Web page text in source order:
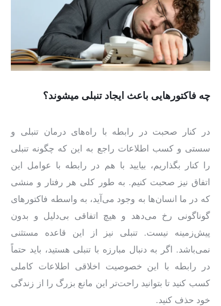
چه فاکتورهایی باعث ایجاد تنبلی میشوند؟
در کنار صحبت در رابطه با راه‌های درمان تنبلی و
سستی و کسب اطلاعات راجع‌ به این ‌که چگونه تنبلی
را کنار بگذاریم، بیایید با هم در رابطه با عوامل این
اتفاق نیز صحبت کنیم. به ‌طور کلی هر رفتار و منشی
که در ما انسان‌ها به وجود می‌آید، به واسطه فاکتورهای
گوناگونی رخ می‌دهد و هیچ اتفاقی بی‌دلیل و بدون
پیش‌زمینه نیست. تنبلی نیز از این قاعده مستثنی
نمی‌باشد. اگر به ‌دنبال مبارزه با تنبلی هستید، باید حتماً
در رابطه با این خصوصیت اخلاقی اطلاعات کاملی
کسب کنید تا بتوانید راحت‌تر این مانع بزرگ را از زندگی
خود حذف کنید.